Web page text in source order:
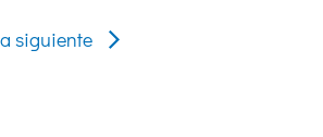
siguiente